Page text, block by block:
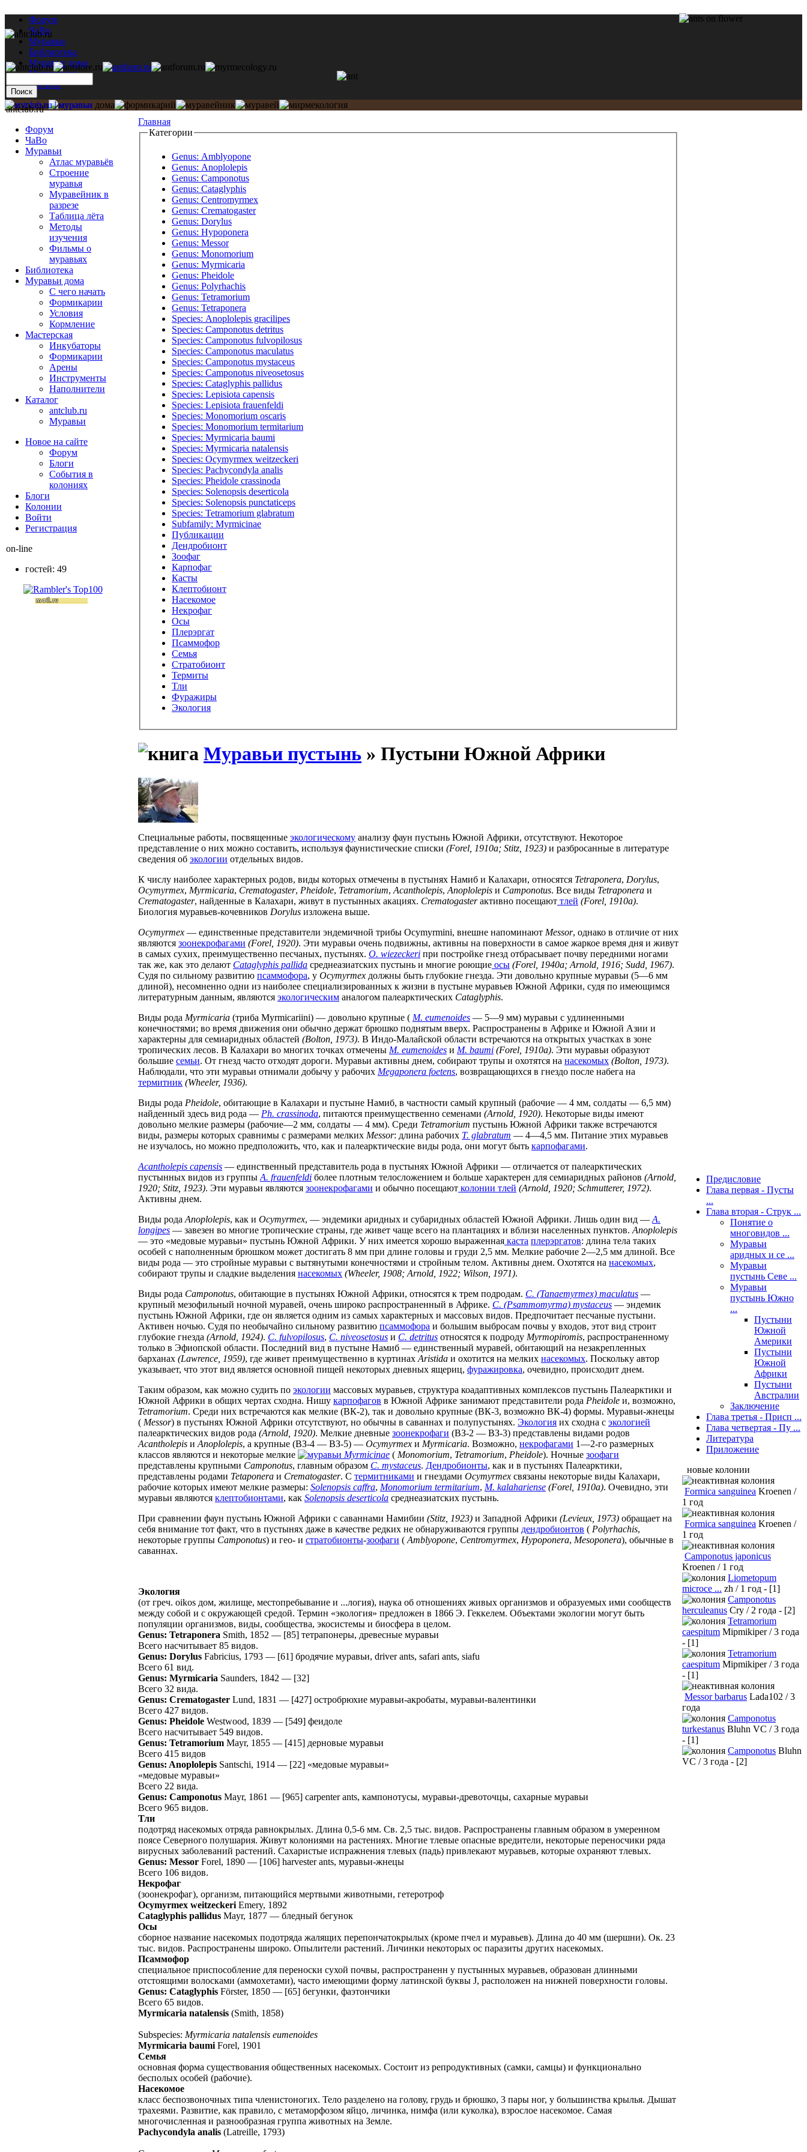
Форум
ЧаВо
Муравьи
Библиотека
Муравьи дома
Мастерская
Каталог
Главная
Категории
Genus: Amblyopone
Genus: Anoplolepis
Genus: Camponotus
Genus: Cataglyphis
Genus: Centromyrmex
Genus: Crematogaster
Genus: Dorylus
Genus: Hypoponera
Genus: Messor
Genus: Monomorium
Genus: Myrmicaria
Genus: Pheidole
Genus: Polyrhachis
Genus: Tetramorium
Genus: Tetraponera
Species: Anoplolepis gracilipes
Species: Camponotus detritus
Species: Camponotus fulvopilosus
Species: Camponotus maculatus
Species: Camponotus mystaceus
Species: Camponotus niveosetosus
Species: Cataglyphis pallidus
Species: Lepisiota capensis
Species: Lepisiota frauenfeldi
Species: Monomorium oscaris
Species: Monomorium termitarium
Species: Myrmicaria baumi
Species: Myrmicaria natalensis
Species: Ocymyrmex weitzeckeri
Species: Pachycondyla analis
Species: Pheidole crassinoda
Species: Solenopsis deserticola
Species: Solenopsis punctaticeps
Species: Tetramorium glabratum
Subfamily: Myrmicinae
Публикации
Дендробионт
Зоофаг
Карпофаг
Касты
Клептобионт
Насекомое
Некрофаг
Осы
Плерэргат
Псаммофор
Семья
Стратобионт
Термиты
Тли
Фуражиры
Экология
Муравьи пустынь » Пустыни Южной Африки
Специальные работы, посвященные экологическому анализу фаун пустынь Южной Африки, отсутствуют. Некоторое
представление о них можно составить, используя фаунистические списки (Forel, 1910а; Stitz, 1923) и разбросанные в литературе
сведения об экологии отдельных видов.
К числу наиболее характерных родов, виды которых отмечены в пустынях Намиб и Калахари, относятся Tetraponera, Dorylus,
Ocymyrmex, Myrmicaria, Crematogaster, Pheidole, Tetramorium,Acantholepis,Anoplolepis и Camponotus. Все виды Tetraponera и
Crematogaster, найденные в Калахари, живут в пустынных акациях. Crematogasterактивно посещают тлей (Forel, 1910а).
Биология муравьев-кочевников Dorylus изложена выше.
Ocymyrmex — единственные представители эндемичной трибы Ocymyrmini, внешне напоминают Messor, однако в отличие от них
являются зоонекрофагами (Forel, 1920). Эти муравьи очень подвижны, активны на поверхности в самое жаркое время дня и живут
в самых сухих, преимущественно песчаных, пустынях. O. wiezeckeri при постройке гнезд отбрасывает почву передними ногами
так же, как это делают Cataglyphis pallida среднеазиатских пустынь и многие роющие осы (Forel, 1940а; Arnold, 1916; Sudd, 1967).
Судя по сильному развитию псаммофора, у Ocymyrmex должны быть глубокие гнезда. Эти довольно крупные муравьи (5—6 мм
длиной), несомненно одни из наиболее специализированных к жизни в пустыне муравьев Южной Африки, судя по имеющимся
литературным данным, являются экологическим аналогом палеарктических Cataglyphis.
Виды рода Myrmicaria (триба Myrmicariini) — довольно крупные ( M. eumenoides — 5—9 мм) муравьи с удлиненными
конечностями; во время движения они обычно держат брюшко поднятым вверх. Распространены в Африке и Южной Азии и
характерны для семиаридных областей (Bolton, 1973). В Индо-Малайской области встречаются на открытых участках в зоне
тропических лесов. В Калахари во многих точках отмечены M. eumenoides и M. baumi (Forel, 1910а). Эти муравьи образуют
большие семьи. От гнезд часто отходят дороги. Муравьи активны днем, собирают трупы и охотятся на насекомых (Bolton, 1973).
Наблюдали, что эти муравьи отнимали добычу у рабочих Megaponera foetens, возвращающихся в гнездо после набега на
термитник (Wheeler, 1936).
Виды рода Pheidole, обитающие в Калахари и пустыне Намиб, в частности самый крупный (рабочие — 4 мм, солдаты — 6,5 мм)
найденный здесь вид рода — Ph. crassinoda, питаются преимущественно семенами (Arnold, 1920). Некоторые виды имеют
довольно мелкие размеры (рабочие—2 мм, солдаты — 4 мм). Среди Tetramorium пустынь Южной Африки также встречаются
виды, размеры которых сравнимы с размерами мелких Messor: длина рабочих T. glabratum — 4—4,5 мм. Питание этих муравьев
не изучалось, но можно предположить, что, как и палеарктические виды рода, они могут быть карпофагами.
Acantholepis capensis — единственный представитель рода в пустынях Южной Африки — отличается от палеарктических
пустынных видов из группыA. frauenfeldi более плотным телосложением и больше характерен для семиаридных районов (Arnold,
1920; Stitz, 1923). Эти муравьи являются зоонекрофагами и обычно посещают колонии тлей (Arnold, 1920; Schmutterer, 1972).
Активны днем.
Виды родаAnoplolepis, как и Ocymyrmex, — эндемики аридных и субаридных областей Южной Африки. Лишь один вид —A.
longipes — завезен во многие тропические страны, где живет чаще всего на плантациях и вблизи населенных пунктов.Anoplolepis
— это «медовые муравьи» пустынь Южной Африки. У них имеется хорошо выраженная каста плерэргатов: длина тела таких
особей с наполненным брюшком может достигать 8 мм при длине головы и груди 2,5 мм. Мелкие рабочие 2—2,5 мм длиной. Все
виды рода — это стройные муравьи с вытянутыми конечностями и стройным телом. Активны днем. Охотятся на насекомых,
собирают трупы и сладкие выделения насекомых (Wheeler, 1908; Arnold, 1922; Wilson, 1971).
Виды рода Camponotus, обитающие в пустынях Южной Африки, относятся к трем подродам. C. (Tanaemyrmex) maculatus —
крупный мезофильный ночной муравей, очень широко распространенный в Африке. C. (Psammomyrma) mystaceus — эндемик
пустынь Южной Африки, где он является одним из самых характерных и массовых видов. Предпочитает песчаные пустыни.
Активен ночью. Судя по необычайно сильному развитию псаммофора и большим выбросам почвы у входов, этот вид строит
глубокие гнезда (Arnold, 1924). C. fulvopilosus, C. niveosetosus и C. detritus относятся к подроду Myrmopiromis, распространенному
только в Эфиопской области. Последний вид в пустыне Намиб — единственный муравей, обитающий на незакрепленных
барханах (Lawrence, 1959), где живет преимущественно в куртинахAristida и охотится на мелких насекомых. Поскольку автор
указывает, что этот вид является основной пищей некоторых дневных ящериц, фуражировка, очевидно, происходит днем.
Таким образом, как можно судить по экологии массовых муравьев, структура коадаптивных комплексов пустынь Палеарктики и
Южной Африки в общих чертах сходна. Нишу карпофагов в Южной Африке занимают представители рода Pheidole и, возможно,
Tetramorium. Среди них встречаются как мелкие (ВК-2), так и довольно крупные (ВК-3, возможно ВК-4) формы. Муравьи-жнецы
( Messor) в пустынях Южной Африки отсутствуют, но обычны в саваннах и полупустынях. Экология их сходна с экологией
палеарктических видов рода (Arnold, 1920). Мелкие дневные зоонекрофаги (ВЗ-2 — ВЗ-3) представлены видами родов
Acantholepis иAnoplolepis, а крупные (ВЗ-4 — ВЗ-5) — Ocymyrmex и Myrmicaria. Возможно, некрофагами 1—2-го размерных
классов являются и некоторые мелкие
Myrmicinae ( Monomorium, Tetramorium, Pheidole). Ночные зоофаги
представлены крупными Camponotus, главным образом C. mystaceus. Дендробионты, как и в пустынях Палеарктики,
представлены родами Tetaponera и Crematogaster. С термитниками и гнездами Ocymyrmex связаны некоторые виды Калахари,
рабочие которых имеют мелкие размеры: Solenopsis caffra, Monomorium termitarium, M. kalahariense (Forel, 1910а). Очевидно, эти
муравьи являются клептобионтами, как Solenopsis deserticola среднеазиатских пустынь.
При сравнении фаун пустынь Южной Африки с саваннами Намибии (Stitz, 1923) и Западной Африки (Levieux, 1973) обращает на
себя внимание тот факт, что в пустынях даже в качестве редких не обнаруживаются группы дендробионтов ( Polyrhachis,
некоторые группы Camponotus) и гео- и стратобионты-зоофаги (Amblyopone, Centromyrmex, Hypoponera, Mesoponera), обычные в
саваннах.
Экология
(от греч. oikos дом, жилище, местопребывание и ...логия), наука об отношениях живых организмов и образуемых ими сообществ
между собой и с окружающей средой. Термин «экология» предложен в 1866 Э. Геккелем. Объектами экологии могут быть
популяции организмов, виды, сообщества, экосистемы и биосфера в целом.
Genus: Tetraponera Smith, 1852 — [85] тетрапонеры, древесные муравьи
Всего насчитывает 85 видов.
Genus: Dorylus Fabricius, 1793 — [61] бродячие муравьи, driver ants, safari ants, siafu
Всего 61 вид.
Genus: Myrmicaria Saunders, 1842 — [32]
Всего 32 вида.
Genus: Crematogaster Lund, 1831 — [427] остробрюхие муравьи-акробаты, муравьи-валентинки
Всего 427 видов.
Genus: Pheidole Westwood, 1839 — [549] феидоле
Всего насчитывает 549 видов.
Genus: Tetramorium Mayr, 1855 — [415] дерновые муравьи
Всего 415 видов
Genus: Anoplolepis Santschi, 1914 — [22] «медовые муравьи»
«медовые муравьи»
Всего 22 вида.
Genus: Camponotus Mayr, 1861 — [965] carpenter ants, кампонотусы, муравьи-древоточцы, сахарные муравьи
Всего 965 видов.
Тли
подотряд насекомых отряда равнокрылых. Длина 0,5-6 мм. Св. 2,5 тыс. видов. Распространены главным образом в умеренном
поясе Северного полушария. Живут колониями на растениях. Многие тлевые опасные вредители, некоторые переносчики ряда
вирусных заболеваний растений. Сахаристые испражнения тлевых (падь) привлекают муравьев, которые охраняют тлевых.
Genus: Messor Forel, 1890 — [106] harvester ants, муравьи-жнецы
Всего 106 видов.
Некрофаг
(зоонекрофаг), организм, питающийся мертвыми животными, гетеротроф
Ocymyrmex weitzeckeri Emery, 1892
Cataglyphis pallidus Mayr, 1877 — бледный бегунок
Осы
сборное название насекомых подотряда жалящих перепончатокрылых (кроме пчел и муравьев). Длина до 40 мм (шершни). Ок. 23
тыс. видов. Распространены широко. Опылители растений. Личинки некоторых ос паразиты других насекомых.
Псаммофор
специальное приспособление для переноски сухой почвы, распространенн у пустынных муравьев, образован длинными
отстоящими волосками (аммохетами), часто имеющими форму латинской буквы J, расположен на нижней поверхности головы.
Genus: Cataglyphis Förster, 1850 — [65] бегунки, фаэтончики
Всего 65 видов.
Myrmicaria natalensis (Smith, 1858)
Subspecies: Myrmicaria natalensis eumenoides
Myrmicaria baumi Forel, 1901
Семья
основная форма существования общественных насекомых. Состоит из репродуктивных (самки, самцы) и функционально
бесполых особей (рабочие).
Насекомое
класс беспозвоночных типа членистоногих. Тело разделено на голову, грудь и брюшко, 3 пары ног, у большинства крылья. Дышат
трахеями. Развитие, как правило, с метаморфозом яйцо, личинка, нимфа (или куколка), взрослое насекомое. Самая
многочисленная и разнообразная группа животных на Земле.
Pachycondyla analis (Latreille, 1793)
antclub.ru
Форум
ЧаВо
Муравьи
Атлас муравьёв
Строение
муравья
Муравейник в
разрезе
Таблица лёта
Методы
изучения
Фильмы о
муравьях
Библиотека
Муравьи дома
С чего начать
Формикарии
Условия
Кормление
Мастерская
Инкубаторы
Формикарии
Арены
Инструменты
Наполнители
Каталог
antclub.ru
Муравьи
Новое на сайте
Форум
Блоги
События в
колониях
Блоги
Колонии
Войти
Peгиcтpaция
on-line
гостей: 49
Предисловие
Глава первая - Пусты
...
Глава вторая - Струк ...
Понятие о
многовидов ...
Муравьи
аридных и се ...
Муравьи
пустынь Севе ...
Муравьи
пустынь Южно
...
Пустыни
Южной
Америки
Пустыни
Южной
Африки
Пустыни
Австралии
Заключение
Глава третья - Присп ...
Глава четвертая - Пу ...
Литература
Приложение
новые колонии
Formica sanguinea Kroenen /
1 год
Formica sanguinea Kroenen /
1 год
Camponotus japonicus
Kroenen / 1 год
Liometopum
microce ... zh / 1 год - [1]
Camponotus
herculeanus Cry / 2 года - [2]
Tetramorium
caespitum Mipmikiper / 3 года
- [1]
Tetramorium
caespitum Mipmikiper / 3 года
- [1]
Messor barbarus Lada102 / 3
года
Camponotus
turkestanus Bluhn VC / 3 года
- [1]
Camponotus Bluhn
VC / 3 года - [2]